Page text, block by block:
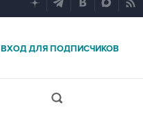
ВХОД ДЛЯ ПОДПИСЧИКОВ